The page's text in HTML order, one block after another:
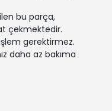
| 1.6 HDi 90
Ps | 2011-05-01 /
II SUV (MC_, MR_,
100 (Dizel) -
bu parça,
çekmektedir.
gerektirmez.
daha az bakıma